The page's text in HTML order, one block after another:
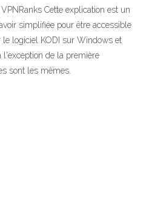
Cette explication est un
simplifiée pour être accessible
logiciel KODI sur Windows et
de la première
sont les mêmes.